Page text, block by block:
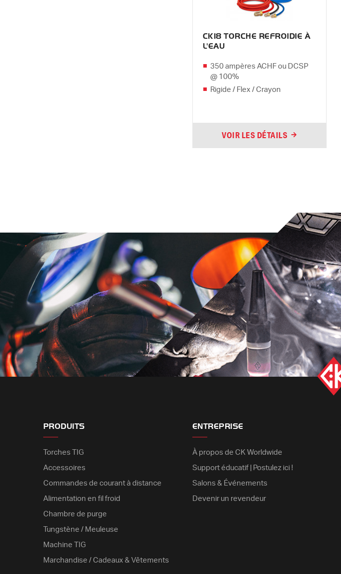
CK18 TORCHE REFROIDIE À
L'EAU
350 ampères ACHF ou DCSP
@ 100%
Rigide / Flex / Crayon
VOIR LES DÉTAILS
PRODUITS
Torches TIG
Accessoires
Commandes de courant à distance
Alimentation en fil froid
Chambre de purge
Tungstène / Meuleuse
Machine TIG
Marchandise / Cadeaux & Vêtements
ENTREPRISE
À propos de CK Worldwide
Support éducatif | Postulez ici !
Salons & Événements
Devenir un revendeur